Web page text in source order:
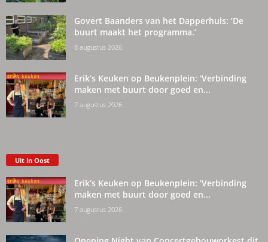
Govert Baanders van het Dapperhuis: ‘De
buurt maakt het programma.’
8 augustus 2026
Erik’s Keuken op Beukenplein: ‘Verbinding
maken met buurt door goed en...
7 augustus 2026
Uit in Oost
Erik’s Keuken op Beukenplein: ‘Verbinding
maken met buurt door goed en...
7 augustus 2026